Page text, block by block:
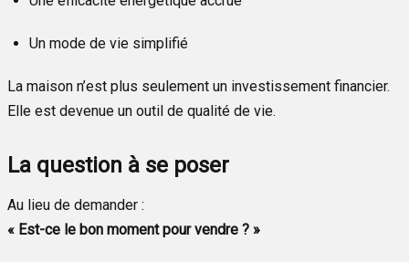
Un mode de vie simplifié
La maison n’est plus seulement un investissement financier.
Elle est devenue un outil de qualité de vie.
La question à se poser
Au lieu de demander :
« Est-ce le bon moment pour vendre ? »